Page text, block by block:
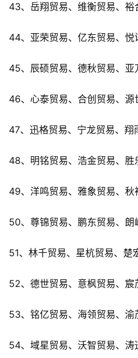
43、岳翔贸易、维衡贸易、裕
44、亚荣贸易、亿东贸易、悦
45、辰硕贸易、德秋贸易、亚
46、心泰贸易、合创贸易、源
47、迅格贸易、宁龙贸易、翔
48、明铭贸易、浩金贸易、胜
49、洋鸣贸易、雅象贸易、秋
50、尊锦贸易、鹏东贸易、朗
51、林千贸易、星杭贸易、楚
52、德世贸易、意枫贸易、宸
53、铭亿贸易、海领贸易、渝
54、域星贸易、沃智贸易、涛